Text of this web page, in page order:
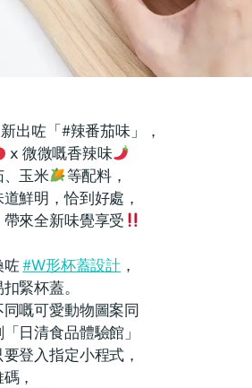
出咗「#辣番茄味」，
x 微微嘅香辣味
玉米
等配料，
鮮明，恰到好處，
來全新味覺享受
咗#W形杯蓋設計 ，
緊杯蓋。
嘅可愛動物圖案同
日清食品體驗館」
登入指定小程式，
，